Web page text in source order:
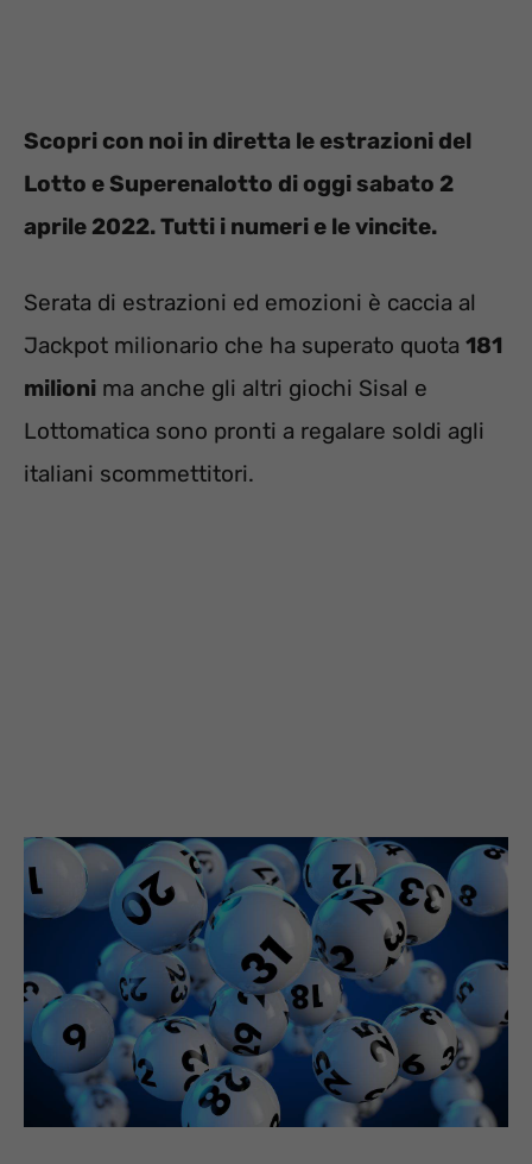
Scopri con noi in diretta le estrazioni del
Lotto e Superenalotto di oggi sabato 2
aprile 2022. Tutti i numeri e le vincite.
Serata di estrazioni ed emozioni è caccia al
Jackpot milionario che ha superato quota 181
milioni ma anche gli altri giochi Sisal e
Lottomatica sono pronti a regalare soldi agli
italiani scommettitori.